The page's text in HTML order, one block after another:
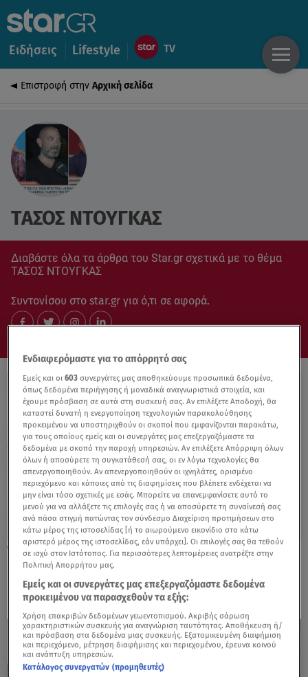
Ειδήσεις Lifestyle
Επιστροφή στην Αρχική σελίδα
ΤΑΣΟΣ ΝΤΟΥΓΚΑΣ
Διαβάστε όλα τα άρθρα του Star.gr σχετικά με το θέμα
ΤΑΣΟΣ ΝΤΟΥΓΚΑΣ
Συντονίσου στο star.gr για ό,τι σε αφορά.
03.11.25, 11:43
Γιώργος Λάγιος: Το σχόλιο για την... κόντρα
με τον Τάσο Ντούγκα
Ενδιαφερόμαστε για το απόρρητό σας
Εμείς και οι603 συνεργάτες μας αποθηκεύουμε προσωπικά δεδομένα,
όπως δεδομένα περιήγησης ή μοναδικά αναγνωριστικά στοιχεία, και
έχουμε πρόσβαση σε αυτά στη συσκευή σας. Αν επιλέξετε Αποδοχή, θα
καταστεί δυνατή η ενεργοποίηση τεχνολογιών παρακολούθησης
προκειμένου να υποστηριχθούν οι σκοποί που εμφανίζονται παρακάτω,
για τους οποίους εμείς και οι συνεργάτες μας επεξεργαζόμαστε τα
δεδομένα με σκοπό την παροχή υπηρεσιών. Αν επιλέξετε Απόρριψη όλων
όλων ή αποσύρετε τη συγκατάθεσή σας, οι εν λόγω τεχνολογίες θα
απενεργοποιηθούν. Αν απενεργοποιηθούν οι ιχνηλάτες, ορισμένο
περιεχόμενο και κάποιες από τις διαφημίσεις που βλέπετε ενδέχεται να
μην είναι τόσο σχετικές με εσάς. Μπορείτε να επανεμφανίσετε αυτό το
μενού για να αλλάξετε τις επιλογές σας ή να αποσύρετε τη συναίνεσή σας
ανά πάσα στιγμή πατώντας τον σύνδεσμο Διαχείριση προτιμήσεων στο
κάτω μέρος της ιστοσελίδας [ή το αιωρούμενο εικονίδιο στο κάτω
αριστερό μέρος της ιστοσελίδας, εάν υπάρχει]. Οι επιλογές σας θα τεθούν
σε ισχύ στον Ιστότοπος. Για περισσότερες λεπτομέρειες ανατρέξτε στην
Πολιτική Απορρήτου μας.
Εμείς και οι συνεργάτες μας επεξεργαζόμαστε δεδομένα
προκειμένου να παρασχεθούν τα εξής:
Χρήση επακριβών δεδομένων γεωεντοπισμού. Ακριβής σάρωση
χαρακτηριστικών συσκευής για αναγνώριση ταυτότητας. Αποθήκευση ή/
και πρόσβαση στα δεδομένα μιας συσκευής. Εξατομικευμένη διαφήμιση
και περιεχόμενο, μέτρηση διαφήμισης και περιεχομένου, έρευνα κοινού
και ανάπτυξη υπηρεσιών.
Κατάλογος συνεργατών (προμηθευτές)